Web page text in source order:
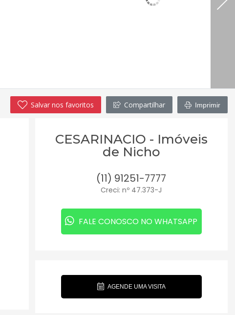
Salvar nos favoritos Compartilhar Imprimir
CESARINACIO - Imóveis
de Nicho
(11) 91251-7777
Creci: nº 47.373-J
FALE CONOSCO NO WHATSAPP
AGENDE UMA VISITA